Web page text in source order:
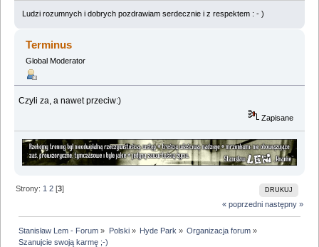
Ludzi rozumnych i dobrych pozdrawiam serdecznie i z respektem : - )
Terminus
Global Moderator
Czyli za, a nawet przeciw:)
Zapisane
DRUKUJ
Strony: 1 2 [3]
« poprzedni następny »
Stanisław Lem - Forum » Polski» Hyde Park » Organizacja forum »
Szanujcie swoją karmę ;-)